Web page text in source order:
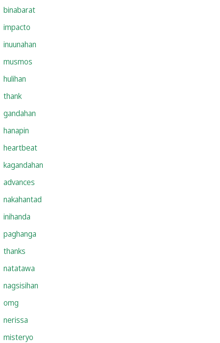
binabarat
impacto
inuunahan
musmos
hulihan
thank
gandahan
hanapin
heartbeat
kagandahan
advances
nakahantad
inihanda
paghanga
thanks
natatawa
nagsisihan
omg
nerissa
misteryo